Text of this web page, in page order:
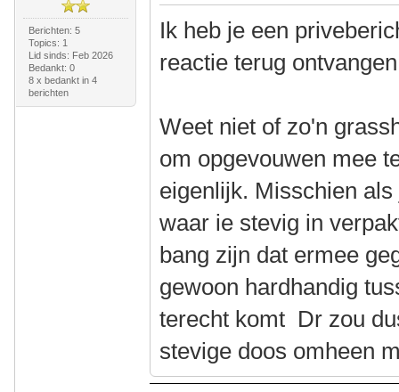
Berichten: 5
Topics: 1
Lid sinds: Feb 2026
Bedankt: 0
8 x bedankt in 4
berichten
Ik heb je een
reactie terug
Weet niet of zo'n
om opgevouwen mee
eigenlijk. Misschien
waar ie stevig in
bang zijn dat ermee
gewoon hardhandig
terecht komt Dr zou
stevige doos omheen